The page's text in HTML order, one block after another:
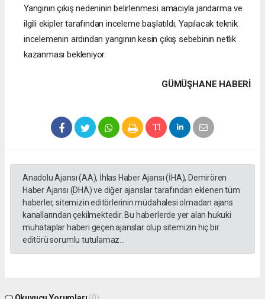
Yangının çıkış nedeninin belirlenmesi amacıyla jandarma ve
ilgili ekipler tarafından inceleme başlatıldı. Yapılacak teknik
incelemenin ardından yangının kesin çıkış sebebinin netlik
kazanması bekleniyor.
GÜMÜŞHANE HABERİ
Anadolu Ajansı (AA), İhlas Haber Ajansı (İHA), Demirören
Haber Ajansı (DHA) ve diğer ajanslar tarafından eklenen tüm
haberler, sitemizin editörlerinin müdahalesi olmadan ajans
kanallarından çekilmektedir. Bu haberlerde yer alan hukuki
muhataplar haberi geçen ajanslar olup sitemizin hiç bir
editörü sorumlu tutulamaz...